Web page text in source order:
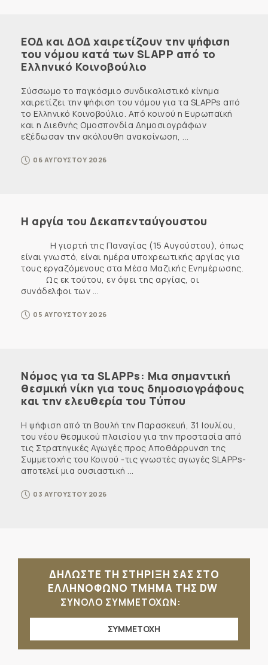
ΕΟΔ και ΔΟΔ χαιρετίζουν την ψήφιση
του νόμου κατά των SLAPP από το
Ελληνικό Κοινοβούλιο
Σύσσωμο το παγκόσμιο συνδικαλιστικό κίνημα
χαιρετίζει την ψήφιση του νόμου για τα SLAPPs από
το Ελληνικό Κοινοβούλιο. Από κοινού η Ευρωπαϊκή
και η Διεθνής Ομοσπονδία Δημοσιογράφων
εξέδωσαν την ακόλουθη ανακοίνωση, ...
06 ΑΥΓΟΥΣΤΟΥ 2026
Η αργία του Δεκαπενταύγουστου
Η γιορτή της Παναγίας (15 Αυγούστου), όπως
είναι γνωστό, είναι ημέρα υποχρεωτικής αργίας για
τους εργαζόμενους στα Μέσα Μαζικής Ενημέρωσης.
Ως εκ τούτου, εν όψει της αργίας, οι
συνάδελφοι των ...
05 ΑΥΓΟΥΣΤΟΥ 2026
Νόμος για τα SLAPPs: Μια σημαντική
θεσμική νίκη για τους δημοσιογράφους
και την ελευθερία του Τύπου
Η ψήφιση από τη Βουλή την Παρασκευή, 31 Ιουλίου,
του νέου θεσμικού πλαισίου για την προστασία από
τις Στρατηγικές Αγωγές προς Αποθάρρυνση της
Συμμετοχής του Κοινού -τις γνωστές αγωγές SLAPPs-
αποτελεί μια ουσιαστική ...
03 ΑΥΓΟΥΣΤΟΥ 2026
ΔΗΛΩΣΤΕ ΤΗ ΣΤΗΡΙΞΗ ΣΑΣ ΣΤΟ
ΕΛΛΗΝΟΦΩΝΟ ΤΜΗΜΑ ΤΗΣ DW
ΣΥΝΟΛΟ ΣΥΜΜΕΤΟΧΩΝ:
ΣΥΜΜΕΤΟΧΗ